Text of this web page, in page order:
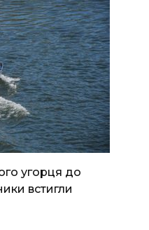
угорця до
встигли